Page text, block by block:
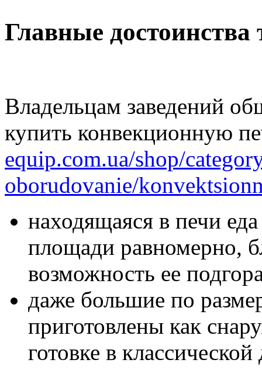
Главные достоинства
Владельцам заведений
купить конвекционную
equip.com.ua/shop/
oborudovanie/
находящаяся в печи
площади равномерно,
возможность ее
даже большие по
приготовлены как
готовке в